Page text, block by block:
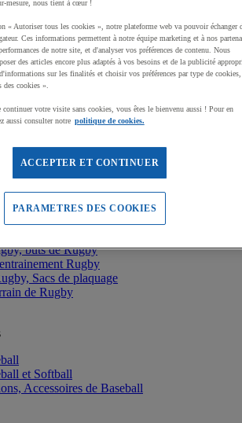
de Handball
de Hand
buts de Rugby
Rugby
Sacs de plaquage
de Rugby
et Softball
Accessoires de Baseball
mesure, nous tient à cœur !
« Autoriser tous les cookies », notre plateforme web va pouvoir échanger
Ces informations permettent à notre équipe marketing et à nos
de notre site, et d'analyser vos préférences de contenu. Nous
des articles encore plus adaptés à vos besoins et de la publicité
sur les finalités et choisir vos préférences par type de cookies,
des cookies ».
votre visite sans cookies, vous êtes le bienvenu aussi ! Pour en
aussi consulter notre politique de cookies.
ACCEPTER ET CONTINUER
PARAMETRES DES COOKIES